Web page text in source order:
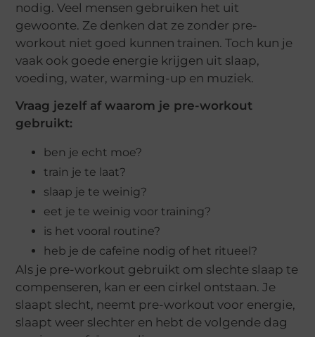
nodig. Veel mensen gebruiken het uit
gewoonte. Ze denken dat ze zonder pre-
workout niet goed kunnen trainen. Toch kun je
vaak ook goede energie krijgen uit slaap,
voeding, water, warming-up en muziek.
Vraag jezelf af waarom je pre-workout
gebruikt:
ben je echt moe?
train je te laat?
slaap je te weinig?
eet je te weinig voor training?
is het vooral routine?
heb je de cafeïne nodig of het ritueel?
Als je pre-workout gebruikt om slechte slaap te
compenseren, kan er een cirkel ontstaan. Je
slaapt slecht, neemt pre-workout voor energie,
slaapt weer slechter en hebt de volgende dag